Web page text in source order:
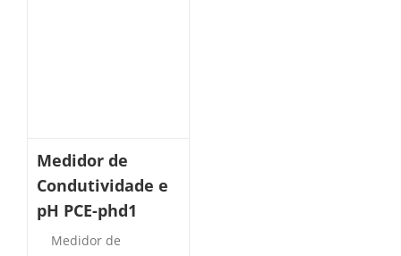
Medidor de
Condutividade e
pH PCE-phd1
Medidor de